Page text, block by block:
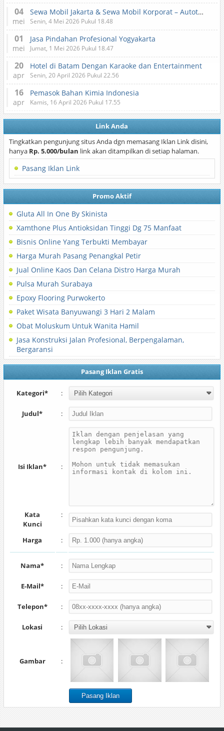
04
mei
Sewa Mobil Jakarta & Sewa Mobil Korporat – Autotranz Indonesia
Senin, 4 Mei 2026 Pukul 18.48
01
mei
Jasa Pindahan Profesional Yogyakarta
Jumat, 1 Mei 2026 Pukul 18.47
20
apr
Hotel di Batam Dengan Karaoke dan Entertainment
Senin, 20 April 2026 Pukul 22.56
16
apr
Pemasok Bahan Kimia Indonesia
Kamis, 16 April 2026 Pukul 17.55
Link Anda
Tingkatkan pengunjung situs Anda dgn memasang Iklan Link disini,
hanya Rp. 5.000/bulan link akan ditampilkan di setiap halaman.
Pasang Iklan Link
Promo Aktif
Gluta All In One By Skinista
Xamthone Plus Antioksidan Tinggi Dg 75 Manfaat
Bisnis Online Yang Terbukti Membayar
Harga Murah Pasang Penangkal Petir
Jual Online Kaos Dan Celana Distro Harga Murah
Pulsa Murah Surabaya
Epoxy Flooring Purwokerto
Paket Wisata Banyuwangi 3 Hari 2 Malam
Obat Moluskum Untuk Wanita Hamil
Jasa Konstruksi Jalan Profesional, Berpengalaman,
Bergaransi
Pasang Iklan Gratis
Kategori* :
Judul* :
Isi Iklan* :
Kata
Kunci
:
Harga :
Nama* :
E-Mail* :
Telepon* :
Lokasi :
Gambar :